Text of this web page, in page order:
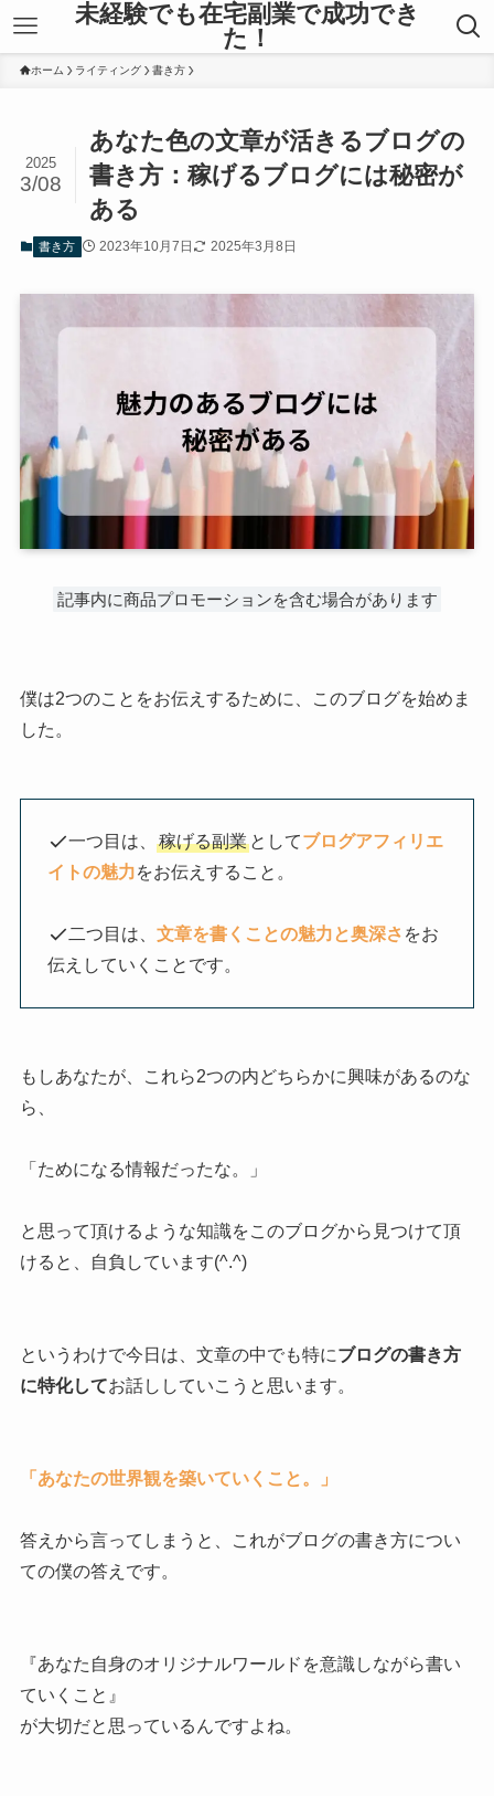
未経験でも在宅副業で成功でき
た！
ホーム ライティング 書き方
あなた色の文章が活きるブログの
書き方：稼げるブログには秘密が
ある
2025
3/08
書き方 2023年10月7日 2025年3月8日
記事内に商品プロモーションを含む場合があります
僕は2つのことをお伝えするために、このブログを始めま
した。
一つ目は、稼げる副業 としてブログアフィリエ
イトの魅力をお伝えすること。
二つ目は、文章を書くことの魅力と奥深さ をお
伝えしていくことです。
もしあなたが、これら2つの内どちらかに興味があるのな
ら、
「ためになる情報だったな。」
と思って頂けるような知識をこのブログから見つけて頂
けると、自負しています(^.^)
というわけで今日は、文章の中でも特にブログの書き方
に特化してお話ししていこうと思います。
「あなたの世界観を築いていくこと。」
答えから言ってしまうと、これがブログの書き方につい
ての僕の答えです。
『あなた自身のオリジナルワールドを意識しながら書い
ていくこと』
が大切だと思っているんですよね。